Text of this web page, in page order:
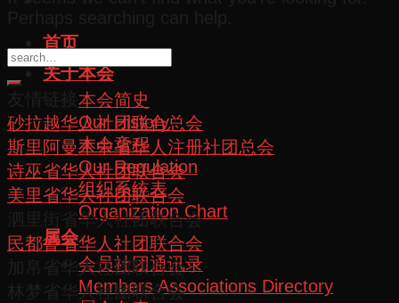
首页
关于本会
本会简史
Our History
本会章程
Our Regulation
组织系统表
Organization Chart
属会
会员社团通讯录
Members Associations Directory
砂拉越华人社团联合总会
斯里阿曼木中省华人注册社团总会
诗巫省华人社团联合会
美里省华人社团联合会
泗里街省华人社团联合会
民都鲁省华人社团联合会
加帛省华人社团联合会
林梦省华人社团联合会